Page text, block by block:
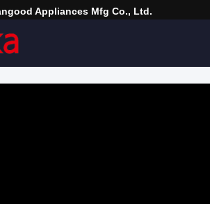
Appliances Mfg Co., Ltd.